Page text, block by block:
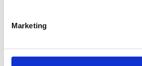
Marketing